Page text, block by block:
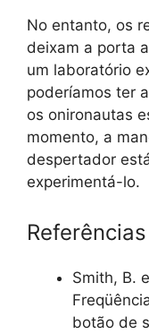
No entanto, os
deixam a porta
um laboratório
poderíamos ter
os onironautas
momento, a
despertador
experimentá-lo.
Smith, B.
botão de